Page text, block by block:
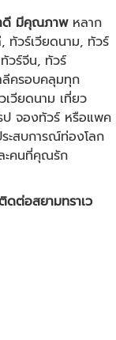
าดี มีคุณภาพหลาก
, ทัวร์เวียดนาม, ทัวร์
ทัวร์จีน, ทัวร์
ครอบคลุมทุก
เวียดนาม เที่ยว
ป จองทัวร์ หรือแพค
ระสบการณ์ท่องโลก
ะคนที่คุณรัก
ดต่อสยามทราเว